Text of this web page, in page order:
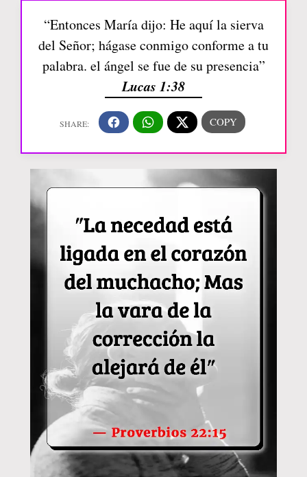
“Entonces María dijo: He aquí la sierva
del Señor; hágase conmigo conforme a tu
palabra. el ángel se fue de su presencia”
Lucas 1:38